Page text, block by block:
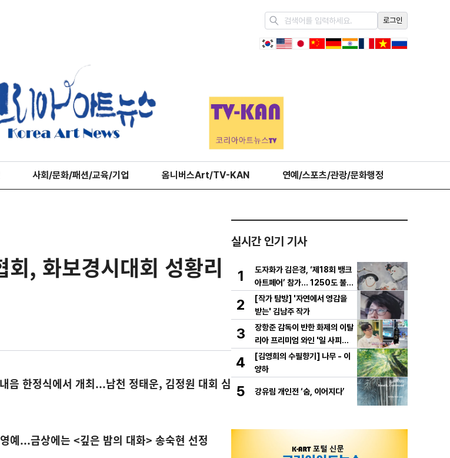
로그인
사회/문화/패션/교육/기업 옴니버스Art/TV-KAN 연예/스포츠/관광/문화행정
, 화보경시대회 성황리
음 한정식에서 개최...남천 정태운, 김정원 대회 심
예...금상에는 <깊은 밤의 대화> 송숙현 선정
실시간 인기 기사
1
도자화가 김은경, ‘제18회 뱅크
아트페어’ 참가… 1250도 불이
빚은 동화 ‘숲속의 만찬’ 선보여
2
[작가 탐방] '자연에서 영감을
받는' 김남주 작가
3
장항준 감독이 반한 화제의 이탈
리아 프리미엄 와인 '일 사피엔
테', '2026 세계태권도 한마
당' 환영만찬 와인 선정!
4
[김영희의 수필향기] 나무 - 이
양하
5 강유림 개인전 ‘숨, 이어지다’